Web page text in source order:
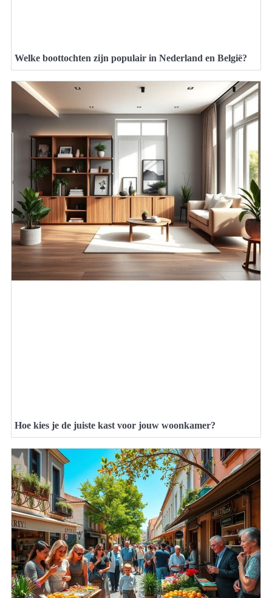
Welke boottochten zijn populair in Nederland en België?
Hoe kies je de juiste kast voor jouw woonkamer?